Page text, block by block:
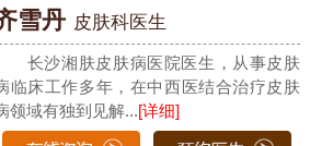
雪丹 皮肤科医生
长沙湘肤皮肤病医院医生，从事皮肤
临床工作多年，在中西医结合治疗皮肤
领域有独到见解...[详细]